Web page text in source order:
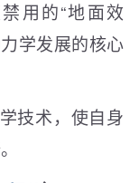
用的“地面效
学发展的核心
技术，使自身